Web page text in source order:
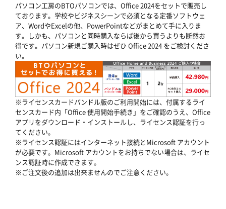
パソコン工房のBTOパソコンでは、Office 2024をセットで販売し
ております。学校やビジネスシーンで必須となる定番ソフトウェ
ア、WordやExcelの他、PowerPointなどがまとめて手に入りま
す。しかも、パソコンと同時購入ならば後から買うよりも断然お
得です。パソコン新規ご購入時はぜひ Office 2024 をご検討くださ
い。
※ライセンスカードバンドル版のご利用開始には、付属するライ
センスカード内「Office 使用開始手続き」をご確認のうえ、Office
アプリをダウンロード・インストールし、ライセンス認証を行っ
てください。
※ライセンス認証にはインターネット接続とMicrosoft アカウント
が必要です。Microsoft アカウントをお持ちでない場合は、ライセ
ンス認証時に作成できます。
※ご注文後の追加は出来ませんのでご注意ください。